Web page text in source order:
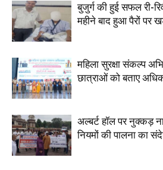
बुजुर्ग की हुई सफल री-
महीने बाद हुआ पैरों पर
महिला सुरक्षा संकल्प
छात्राओं को बताए
अल्बर्ट हॉल पर नुक्कड़
नियमों की पालना का